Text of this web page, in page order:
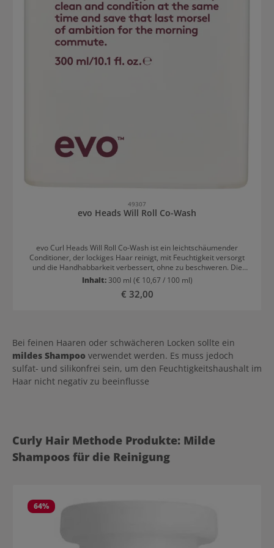
49307
evo Heads Will Roll Co-Wash
evo Curl Heads Will Roll Co-Wash ist ein leichtschäumender
Conditioner, der lockiges Haar reinigt, mit Feuchtigkeit versorgt
und die Handhabbarkeit verbessert, ohne zu beschweren. Die
Schuppenschicht wird nach der Reinigung wieder geschlossen. Die
natürliche Form der Locken wird beibehalten und Frizz reduziert.
Deepclean Rinse und evo Baby Got Bounce Curl Treatment.
Inhalt: 300 ml (€ 10,67 / 100 ml)
Regulärer Preis:
€ 32,00
Bei feinen Haaren oder schwächeren Locken sollte ein
mildes Shampoo verwendet werden. Es muss jedoch
sulfat- und silikonfrei sein, um den Feuchtigkeitshaushalt im
Haar nicht negativ zu beeinflusse
Produktgalerie überspringen
Curly Hair Methode Produkte: Milde
Shampoos für die Reinigung
64%